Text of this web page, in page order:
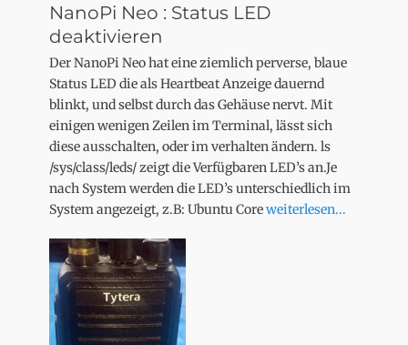
NanoPi Neo : Status LED
deaktivieren
Der NanoPi Neo hat eine ziemlich perverse, blaue
Status LED die als Heartbeat Anzeige dauernd
blinkt, und selbst durch das Gehäuse nervt. Mit
einigen wenigen Zeilen im Terminal, lässt sich
diese ausschalten, oder im verhalten ändern. ls
/sys/class/leds/ zeigt die Verfügbaren LED’s an.Je
nach System werden die LED’s unterschiedlich im
System angezeigt, z.B: Ubuntu Coreweiterlesen...